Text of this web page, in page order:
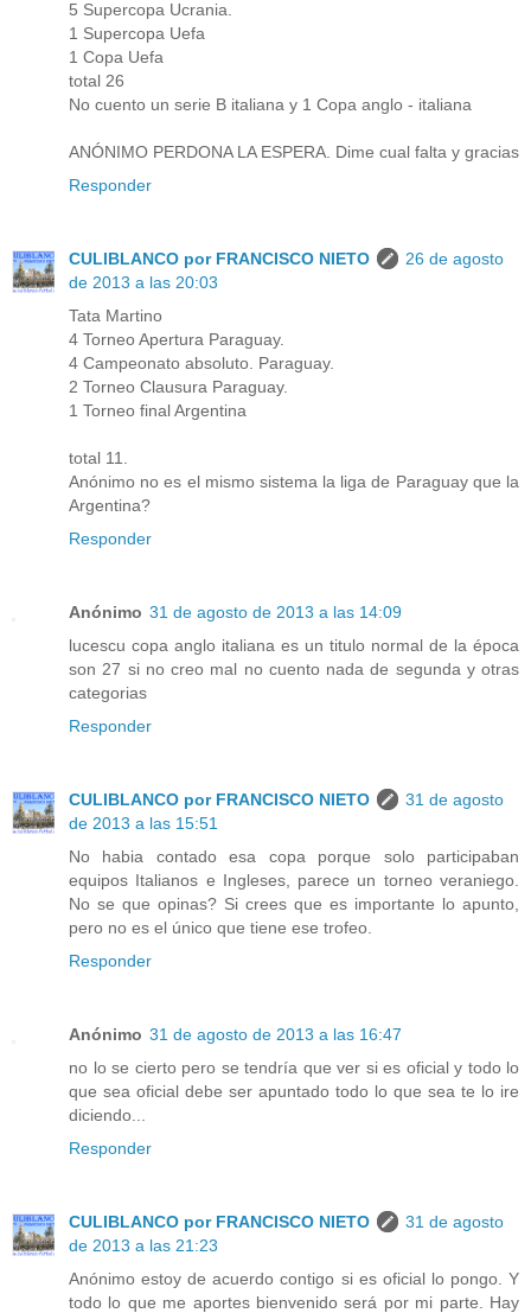
5 Supercopa Ucrania.
1 Supercopa Uefa
1 Copa Uefa
total 26
No cuento un serie B italiana y 1 Copa anglo - italiana
ANÓNIMO PERDONA LA ESPERA. Dime cual falta y gracias
Responder
CULIBLANCO por FRANCISCO NIETO
26 de agosto
de 2013 a las 20:03
Tata Martino
4 Torneo Apertura Paraguay.
4 Campeonato absoluto. Paraguay.
2 Torneo Clausura Paraguay.
1 Torneo final Argentina
total 11.
Anónimo no es el mismo sistema la liga de Paraguay que la
Argentina?
Responder
Anónimo 31 de agosto de 2013 a las 14:09
lucescu copa anglo italiana es un titulo normal de la época
son 27 si no creo mal no cuento nada de segunda y otras
categorias
Responder
CULIBLANCO por FRANCISCO NIETO
31 de agosto
de 2013 a las 15:51
No habia contado esa copa porque solo participaban
equipos Italianos e Ingleses, parece un torneo veraniego.
No se que opinas? Si crees que es importante lo apunto,
pero no es el único que tiene ese trofeo.
Responder
Anónimo 31 de agosto de 2013 a las 16:47
no lo se cierto pero se tendría que ver si es oficial y todo lo
que sea oficial debe ser apuntado todo lo que sea te lo ire
diciendo...
Responder
CULIBLANCO por FRANCISCO NIETO
31 de agosto
de 2013 a las 21:23
Anónimo estoy de acuerdo contigo si es oficial lo pongo. Y
todo lo que me aportes bienvenido será por mi parte. Hay